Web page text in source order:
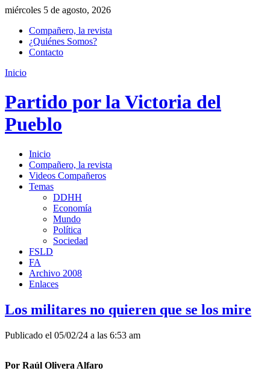
miércoles 5 de agosto, 2026
Compañero, la revista
¿Quiénes Somos?
Contacto
Inicio
Partido por la Victoria del
Pueblo
Inicio
Compañero, la revista
Videos Compañeros
Temas
DDHH
Economía
Mundo
Política
Sociedad
FSLD
FA
Archivo 2008
Enlaces
Los militares no quieren que se los mire
Publicado el 05/02/24 a las 6:53 am
Por Raúl Olivera Alfaro